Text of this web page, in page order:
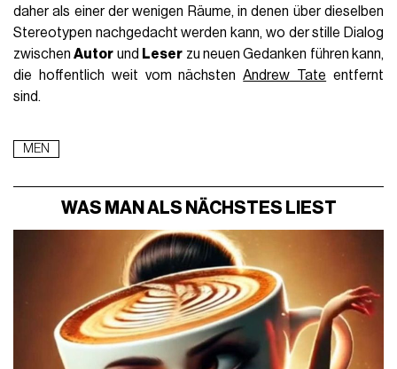
daher als einer der wenigen Räume, in denen über dieselben
Stereotypen nachgedacht werden kann, wo der stille Dialog
zwischenAutor und Leser zu neuen Gedanken führen kann,
die hoffentlich weit vom nächstenAndrew Tate entfernt
sind.
MEN
WAS MAN ALS NÄCHSTES LIEST